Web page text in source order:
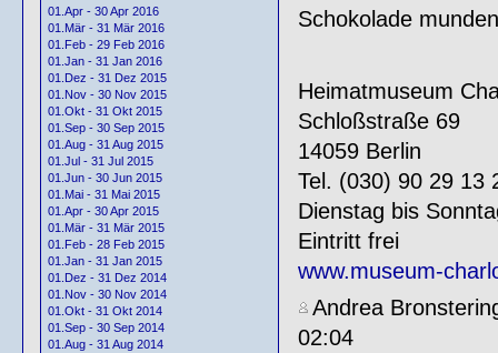
01.Apr - 30 Apr 2016
01.Mär - 31 Mär 2016
01.Feb - 29 Feb 2016
01.Jan - 31 Jan 2016
01.Dez - 31 Dez 2015
01.Nov - 30 Nov 2015
01.Okt - 31 Okt 2015
01.Sep - 30 Sep 2015
01.Aug - 31 Aug 2015
01.Jul - 31 Jul 2015
01.Jun - 30 Jun 2015
01.Mai - 31 Mai 2015
01.Apr - 30 Apr 2015
01.Mär - 31 Mär 2015
01.Feb - 28 Feb 2015
01.Jan - 31 Jan 2015
01.Dez - 31 Dez 2014
01.Nov - 30 Nov 2014
01.Okt - 31 Okt 2014
01.Sep - 30 Sep 2014
01.Aug - 31 Aug 2014
Schokolade
Heimatmuseum
Schloßstraße 69
14059 Berlin
Tel. (030) 90 29 13
Dienstag bis
Eintritt frei
www.museum-
Andrea
02:04